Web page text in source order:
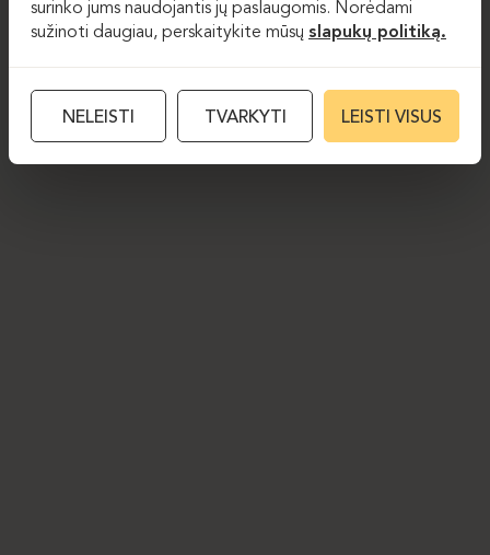
surinko jums naudojantis jų paslaugomis. Norėdami
sužinoti daugiau, perskaitykite mūsų slapukų politiką.
NELEISTI TVARKYTI LEISTI VISUS